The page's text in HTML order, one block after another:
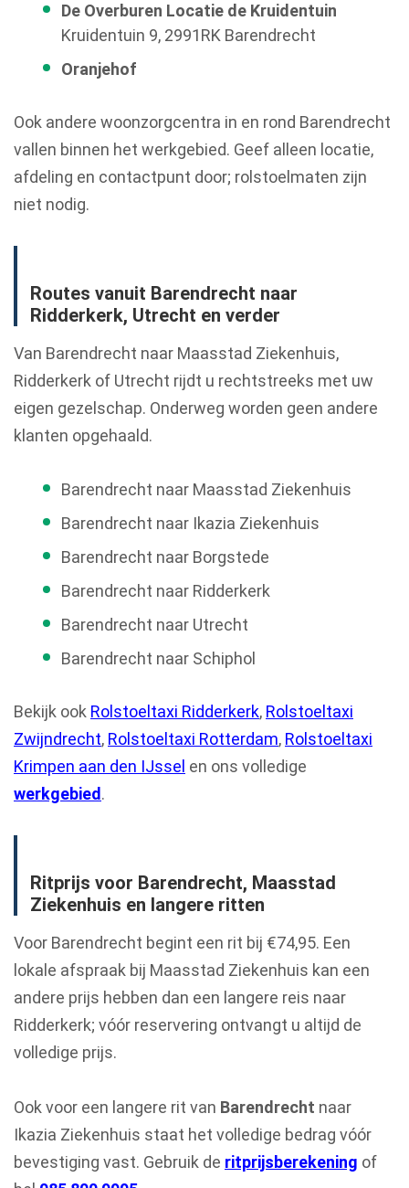
De Overburen Locatie de Kruidentuin
Kruidentuin 9, 2991RK Barendrecht
Oranjehof
Ook andere woonzorgcentra in en rond Barendrecht
vallen binnen het werkgebied. Geef alleen locatie,
afdeling en contactpunt door; rolstoelmaten zijn
niet nodig.
Routes vanuit Barendrecht naar
Ridderkerk, Utrecht en verder
Van Barendrecht naar Maasstad Ziekenhuis,
Ridderkerk of Utrecht rijdt u rechtstreeks met uw
eigen gezelschap. Onderweg worden geen andere
klanten opgehaald.
Barendrecht naar Maasstad Ziekenhuis
Barendrecht naar Ikazia Ziekenhuis
Barendrecht naar Borgstede
Barendrecht naar Ridderkerk
Barendrecht naar Utrecht
Barendrecht naar Schiphol
Bekijk ook Rolstoeltaxi Ridderkerk, Rolstoeltaxi
Zwijndrecht, Rolstoeltaxi Rotterdam, Rolstoeltaxi
Krimpen aan den IJssel en ons volledige
werkgebied.
Ritprijs voor Barendrecht, Maasstad
Ziekenhuis en langere ritten
Voor Barendrecht begint een rit bij €74,95. Een
lokale afspraak bij Maasstad Ziekenhuis kan een
andere prijs hebben dan een langere reis naar
Ridderkerk; vóór reservering ontvangt u altijd de
volledige prijs.
Ook voor een langere rit van Barendrecht naar
Ikazia Ziekenhuis staat het volledige bedrag vóór
bevestiging vast. Gebruik de ritprijsberekening of